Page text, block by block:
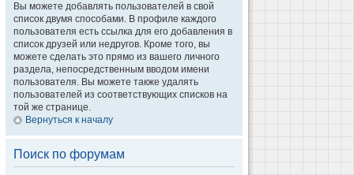
Вы можете добавлять пользователей в свой
список двумя способами. В профиле каждого
пользователя есть ссылка для его добавления в
список друзей или недругов. Кроме того, вы
можете сделать это прямо из вашего личного
раздела, непосредственным вводом имени
пользователя. Вы можете также удалять
пользователей из соответствующих списков на
той же странице.
Вернуться к началу
Поиск по форумам